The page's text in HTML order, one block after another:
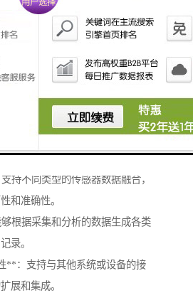
实时显示采集到的图像，适用于
。
设备或系统。
过算法分析图像内容，进行目标
检测等应用。
友好的用户界面，方便用户操
像。
持不同类型的传感器数据融合，
和准确性。
根据采集和分析的数据生成各类
录。
**：支持与其他系统或设备的接
展和集成。